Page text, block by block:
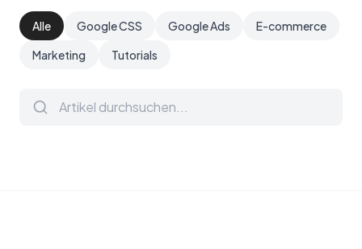
Alle Google CSS Google Ads
E-commerce
Marketing
Tutorials